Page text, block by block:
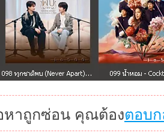
หาถูกซ่อน คุณต้องตอบ